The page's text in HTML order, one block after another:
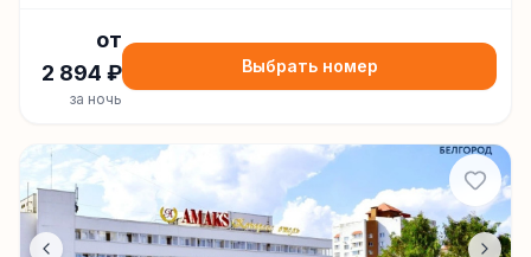
от
2 894 ₽
за ночь
Выбрать номер